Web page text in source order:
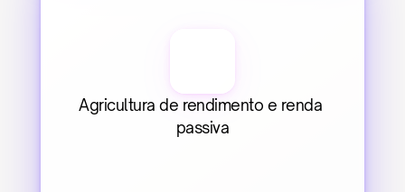
Agricultura de rendimento e renda
passiva